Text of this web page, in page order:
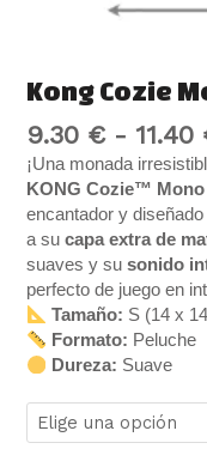
Kong Cozie
9.30 € - 11.40
¡Una monada
KONG Cozie™
encantador y
a sucapa extra de
suaves y susonido
perfecto de juego en
Tamaño: S (14 x
Formato: Peluche
Dureza: Suave